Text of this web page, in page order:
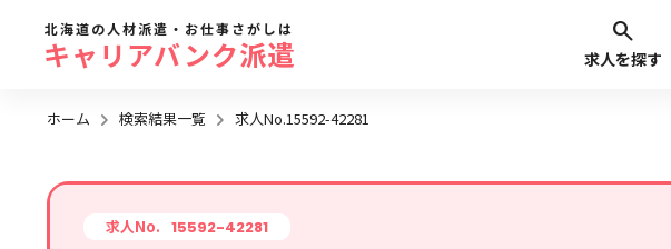
勤務地
北海道の人材派遣・お仕事さがしは
キャリアバンク派遣 求人を探す
ホーム 検索結果一覧 求人No.15592-42281
求人No. 15592-42281